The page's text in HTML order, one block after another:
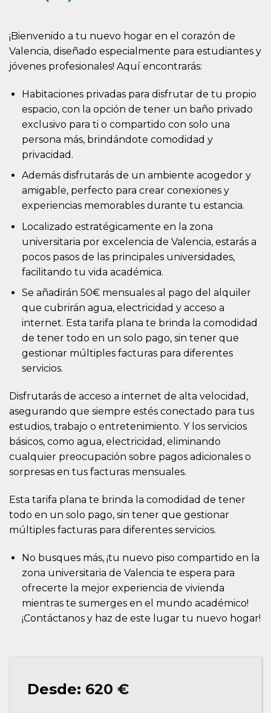
¡Bienvenido a tu nuevo hogar en el corazón de
Valencia, diseñado especialmente para estudiantes y
jóvenes profesionales! Aquí encontrarás:
Habitaciones privadas para disfrutar de tu propio
espacio, con la opción de tener un baño privado
exclusivo para ti o compartido con solo una
persona más, brindándote comodidad y
privacidad.
Además disfrutarás de un ambiente acogedor y
amigable, perfecto para crear conexiones y
experiencias memorables durante tu estancia.
Localizado estratégicamente en la zona
universitaria por excelencia de Valencia, estarás a
pocos pasos de las principales universidades,
facilitando tu vida académica.
Se añadirán 50€ mensuales al pago del alquiler
que cubrirán agua, electricidad y acceso a
internet. Esta tarifa plana te brinda la comodidad
de tener todo en un solo pago, sin tener que
gestionar múltiples facturas para diferentes
servicios.
Disfrutarás de acceso a internet de alta velocidad,
asegurando que siempre estés conectado para tus
estudios, trabajo o entretenimiento. Y los servicios
básicos, como agua, electricidad, eliminando
cualquier preocupación sobre pagos adicionales o
sorpresas en tus facturas mensuales.
Esta tarifa plana te brinda la comodidad de tener
todo en un solo pago, sin tener que gestionar
múltiples facturas para diferentes servicios.
No busques más, ¡tu nuevo piso compartido en la
zona universitaria de Valencia te espera para
ofrecerte la mejor experiencia de vivienda
mientras te sumerges en el mundo académico!
¡Contáctanos y haz de este lugar tu nuevo hogar!
Desde: 620 €